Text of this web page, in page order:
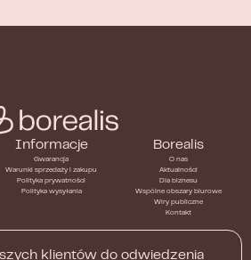
Informacje
Gwarancja
Warunki sprzedaży i zakupu
Polityka prywatności
Polityka wysyłania
Borealis
O nas
Aktualności
Dla biznesu
Wspólne obszary biurowe
Wiry publiczne
Kontakt
klientów do odwiedzenia